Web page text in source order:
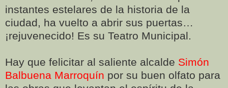
instantes estelares de la historia de la
ciudad, ha vuelto a abrir sus puertas…
¡rejuvenecido! Es su Teatro Municipal.
Hay que felicitar al saliente alcalde Simón
Balbuena Marroquín por su buen olfato para